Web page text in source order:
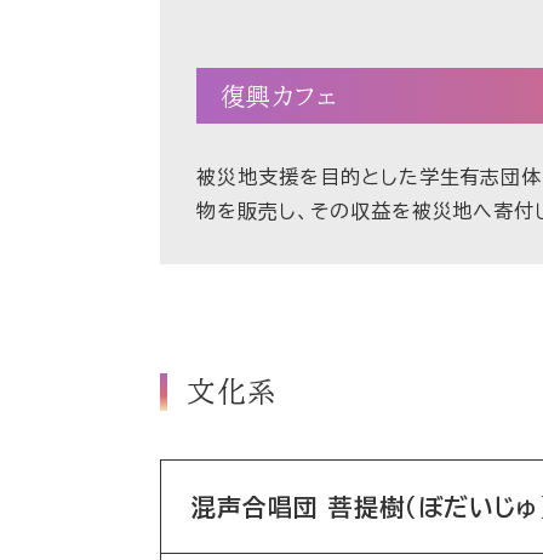
復興カフェ
被災地支援を目的とした学生有志団体
物を販売し、その収益を被災地へ寄付
文化系
混声合唱団 菩提樹（ぼだいじゅ